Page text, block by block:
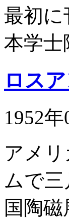
最初に
本学
ロス
1952年
アメ
ムで
国陶